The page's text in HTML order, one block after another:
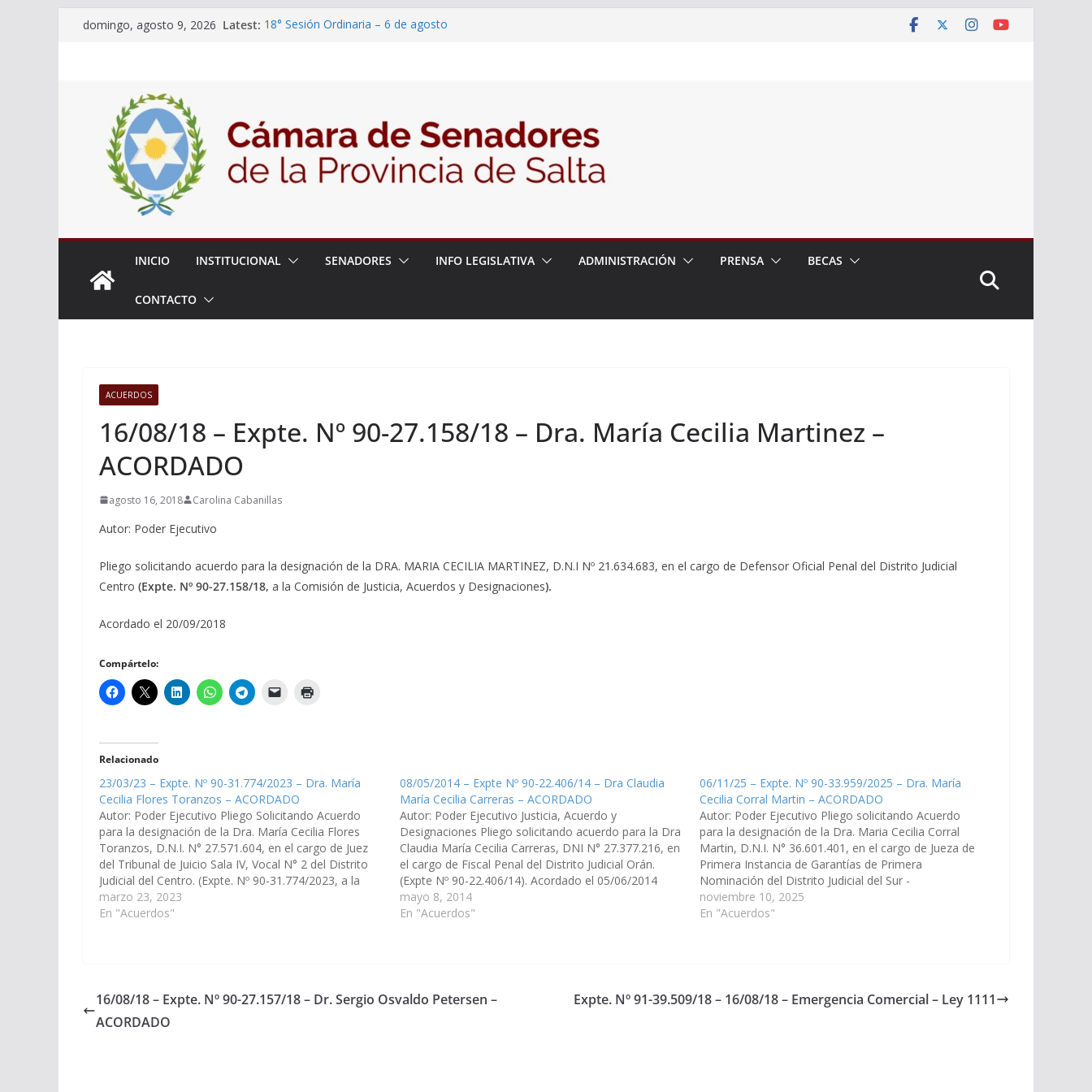
domingo, agosto 9, 2026 Latest: 18° Sesión Ordinaria – 6 de agosto
Expte. Nº 90-34.516/2026 – 06/08/26 – Créase el Ente Salteño
de Protección y Control Vegetal
INICIO INSTITUCIONAL SENADORES INFO LEGISLATIVA ADMINISTRACIÓN PRENSA BECAS
CONTACTO
ACUERDOS
16/08/18 – Expte. Nº 90-27.158/18 – Dra. María Cecilia Martinez –
ACORDADO
agosto 16, 2018 Carolina Cabanillas
Autor: Poder Ejecutivo
Pliego solicitando acuerdo para la designación de la DRA. MARIA CECILIA MARTINEZ, D.N.I Nº 21.634.683, en el cargo de Defensor Oficial Penal del Distrito Judicial
Centro (Expte. Nº 90-27.158/18, a la Comisión de Justicia, Acuerdos y Designaciones).
Acordado el 20/09/2018
Compártelo:
Relacionado
23/03/23 – Expte. Nº 90-31.774/2023 – Dra. María
Cecilia Flores Toranzos – ACORDADO
Autor: Poder Ejecutivo Pliego Solicitando Acuerdo
para la designación de la Dra. María Cecilia Flores
Toranzos, D.N.I. N° 27.571.604, en el cargo de Juez
del Tribunal de Juicio Sala IV, Vocal N° 2 del Distrito
Judicial del Centro. (Expte. Nº 90-31.774/2023, a la
Comisión de Justicia, Acuerdos y Designaciones).
Acordado,…
marzo 23, 2023
En "Acuerdos"
08/05/2014 – Expte Nº 90-22.406/14 – Dra Claudia
María Cecilia Carreras – ACORDADO
Autor: Poder Ejecutivo Justicia, Acuerdo y
Designaciones Pliego solicitando acuerdo para la Dra
Claudia María Cecilia Carreras, DNI N° 27.377.216, en
el cargo de Fiscal Penal del Distrito Judicial Orán.
(Expte Nº 90-22.406/14). Acordado el 05/06/2014
mayo 8, 2014
En "Acuerdos"
06/11/25 – Expte. Nº 90-33.959/2025 – Dra. María
Cecilia Corral Martin – ACORDADO
Autor: Poder Ejecutivo Pliego solicitando Acuerdo
para la designación de la Dra. Maria Cecilia Corral
Martin, D.N.I. N° 36.601.401, en el cargo de Jueza de
Primera Instancia de Garantías de Primera
Nominación del Distrito Judicial del Sur -
Circunscripción Metán. (Expte. Nº 90-33.959/2025, a la
Comisión de Justicia, Acuerdos y…
noviembre 10, 2025
En "Acuerdos"
16/08/18 – Expte. Nº 90-27.157/18 – Dr. Sergio Osvaldo Petersen –
ACORDADO
Expte. Nº 91-39.509/18 – 16/08/18 – Emergencia Comercial – Ley 1111